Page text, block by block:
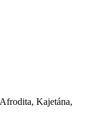
Kajetána,